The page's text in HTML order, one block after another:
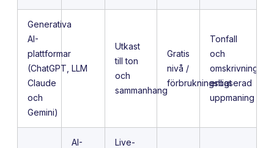
Generativa
AI-
plattformar
(ChatGPT,
Claude
och
Gemini)
LLM
Utkast
till ton
och
sammanhang
Gratis
nivå /
förbrukningsbaserad
Tonfall
och
omskrivningar
enligt
uppmaning
AI-
Live-